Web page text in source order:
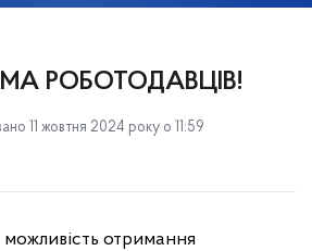
РОБОТОДАВЦІВ!
11 жовтня 2024 року о 11:59
отримання